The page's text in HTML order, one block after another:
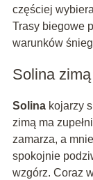
częściej
Trasy biegowe
warunków
Solina zimą
Solinakojarzy
zimą ma
zamarza, a
spokojnie
wzgórz. Coraz